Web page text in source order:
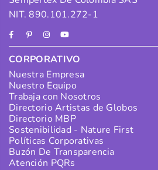
NIT. 890.101.272-1
FacebookPinterestInstagram
YouTube
CORPORATIVO
Nuestra Empresa
Nuestro Equipo
Trabaja con Nosotros
Directorio Artistas de Globos
Directorio MBP
Sostenibilidad - Nature First
Políticas Corporativas
Buzón De Transparencia
Atención PQRs